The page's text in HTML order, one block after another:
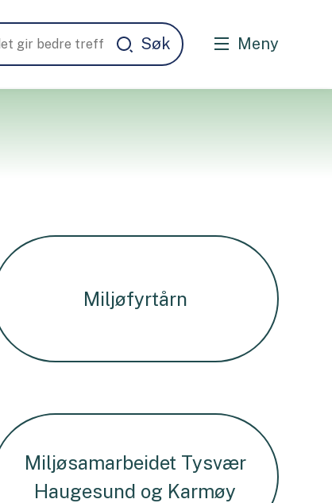
Meny
Miljøfyrtårn
Miljøsamarbeidet Tysvær
Haugesund og Karmøy